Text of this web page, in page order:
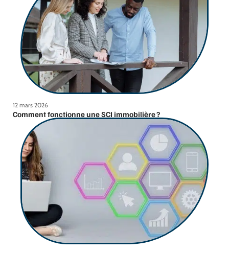
12 mars 2026
Comment fonctionne une SCI immobilière ?